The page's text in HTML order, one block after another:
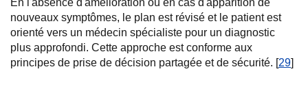
En l'absence d'amélioration ou en cas d'apparition de
nouveaux symptômes, le plan est révisé et le patient est
orienté vers un médecin spécialiste pour un diagnostic
plus approfondi. Cette approche est conforme aux
principes de prise de décision partagée et de sécurité. [29]